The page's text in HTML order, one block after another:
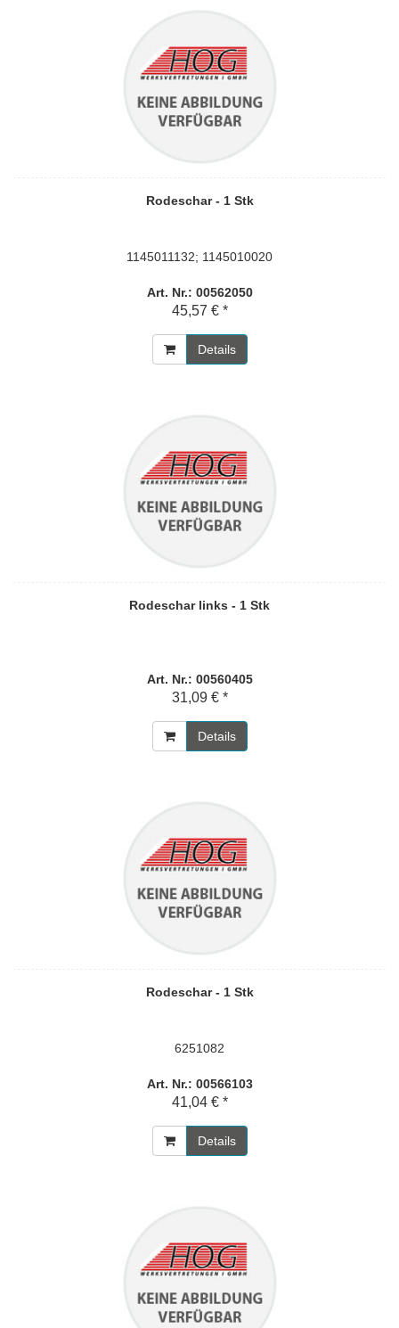
Rodeschar - 1 Stk
1145011132; 1145010020
Art. Nr.: 00562050
45,57 € *
Details
Rodeschar links - 1 Stk
Art. Nr.: 00560405
31,09 € *
Details
Rodeschar - 1 Stk
6251082
Art. Nr.: 00566103
41,04 € *
Details